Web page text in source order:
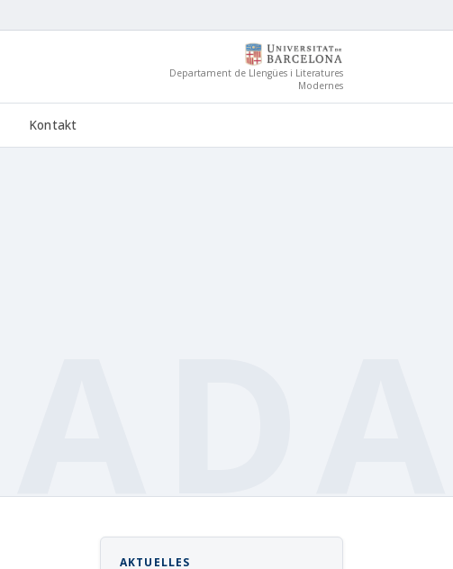
Departament de Llengües i Literatures
Modernes
Kontakt
AKTUELLES